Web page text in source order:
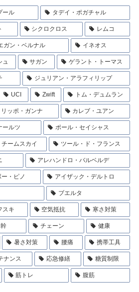
ール タデイ・ポガチャル
シクロクロス レムコ
ガン・ベルナル イネオス
ュ サガン ゲラント・トーマス
ジュリアン・アラフィリップ
UCI Zwift トム・デュムラン
リッポ・ガンナ カレブ・ユアン
ールツ ポール・セイシャス
チームスカイ ツール・ド・フランス
アレハンドロ・バルベルデ
ー・ピノ アイザック・デルトロ
ブエルタ
スキ 空気抵抗 寒さ対策
チェーン 健康
暑さ対策 腰痛 携帯工具
ナンス 応急修繕 糖質制限
筋トレ 腹筋